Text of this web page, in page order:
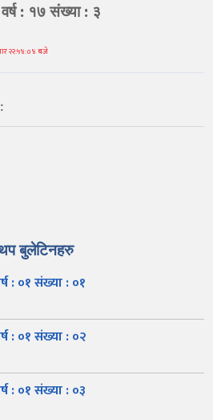
: १७ संख्या : ३
२२:५४:०४ बजे
बुलेटिनहरु
: ०१ संख्या : ०१
: ०१ संख्या : ०२
: ०१ संख्या : ०३